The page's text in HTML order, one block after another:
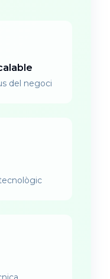
del negoci